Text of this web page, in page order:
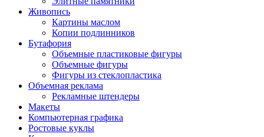
Живопись
Картины маслом
Копии подлинников
Бутафория
Объемные пластиковые фигуры
Объемные фигуры
Фигуры из стеклопластика
Объемная реклама
Рекламные штендеры
Макеты
Компьютерная графика
Ростовые куклы